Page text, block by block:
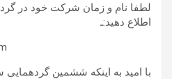
لطفا نام و زمان شرکت خود در
اطلاع دهید:ـ
با امید به اینکه ششمين